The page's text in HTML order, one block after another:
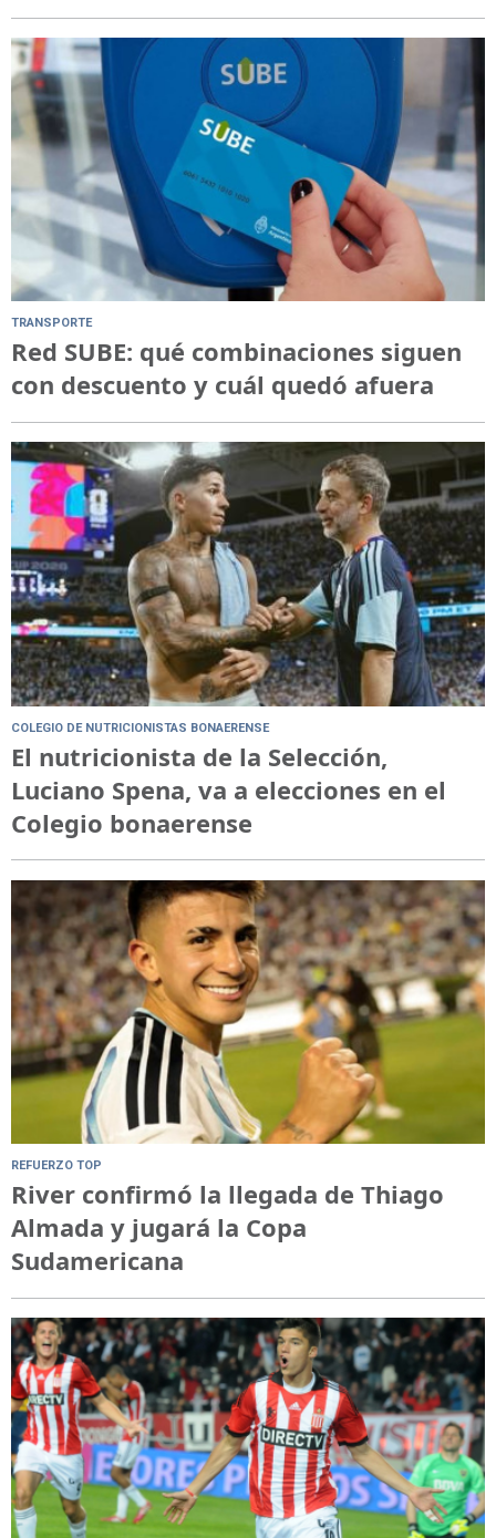
TRANSPORTE
Red SUBE: qué combinaciones siguen
con descuento y cuál quedó afuera
COLEGIO DE NUTRICIONISTAS BONAERENSE
El nutricionista de la Selección,
Luciano Spena, va a elecciones en el
Colegio bonaerense
REFUERZO TOP
River confirmó la llegada de Thiago
Almada y jugará la Copa
Sudamericana